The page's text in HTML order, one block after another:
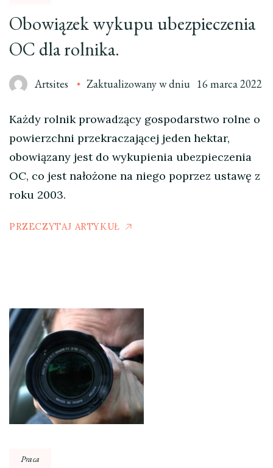
Obowiązek wykupu ubezpieczenia
OC dla rolnika.
Artsites Zaktualizowany w dniu 16 marca 2022
Każdy rolnik prowadzący gospodarstwo rolne o
powierzchni przekraczającej jeden hektar,
obowiązany jest do wykupienia ubezpieczenia
OC, co jest nałożone na niego poprzez ustawę z
roku 2003.
PRZECZYTAJ ARTYKUŁ
Praca